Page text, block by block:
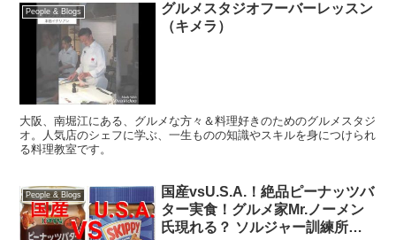
People & Blogs
グルメスタジオフーバーレッスン
（キメラ）
大阪、南堀江にある、グルメな方々＆料理好きのためのグルメスタジ
オ。人気店のシェフに学ぶ、一生ものの知識やスキルを身につけられ
る料理教室です。
People & Blogs
国産vsU.S.A.！絶品ピーナッツバ
ター実食！グルメ家Mr.ノーメン
氏現れる？ ソルジャー訓練所